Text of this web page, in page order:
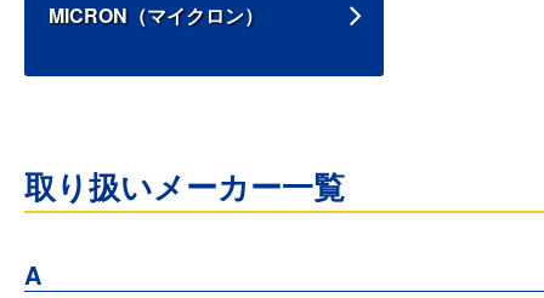
MICRON（マイクロン）
取り扱いメーカー一覧
A